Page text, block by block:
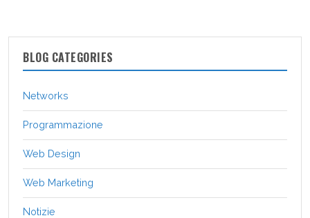
BLOG CATEGORIES
Networks
Programmazione
Web Design
Web Marketing
Notizie